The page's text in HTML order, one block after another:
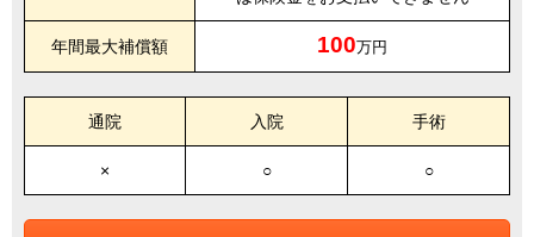
年間最大補償額 100万円
通院 入院 手術
× ○ ○